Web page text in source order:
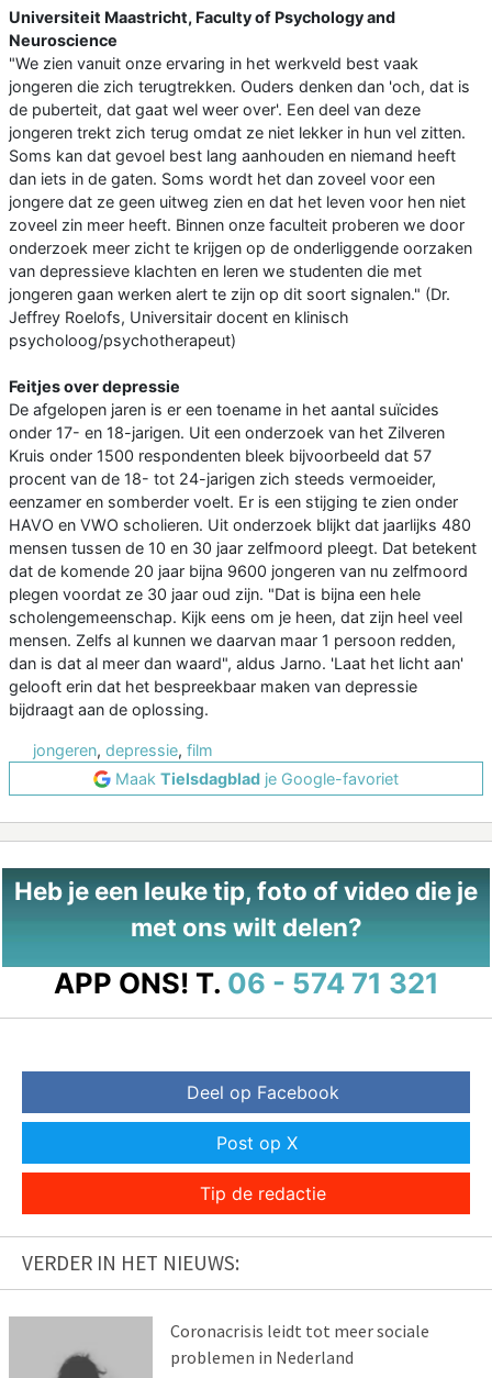
Universiteit Maastricht, Faculty of Psychology and
Neuroscience
"We zien vanuit onze ervaring in het werkveld best vaak
jongeren die zich terugtrekken. Ouders denken dan 'och, dat is
de puberteit, dat gaat wel weer over'. Een deel van deze
jongeren trekt zich terug omdat ze niet lekker in hun vel zitten.
Soms kan dat gevoel best lang aanhouden en niemand heeft
dan iets in de gaten. Soms wordt het dan zoveel voor een
jongere dat ze geen uitweg zien en dat het leven voor hen niet
zoveel zin meer heeft. Binnen onze faculteit proberen we door
onderzoek meer zicht te krijgen op de onderliggende oorzaken
van depressieve klachten en leren we studenten die met
jongeren gaan werken alert te zijn op dit soort signalen." (Dr.
Jeffrey Roelofs, Universitair docent en klinisch
psycholoog/psychotherapeut)
Feitjes over depressie
De afgelopen jaren is er een toename in het aantal suïcides
onder 17- en 18-jarigen. Uit een onderzoek van het Zilveren
Kruis onder 1500 respondenten bleek bijvoorbeeld dat 57
procent van de 18- tot 24-jarigen zich steeds vermoeider,
eenzamer en somberder voelt. Er is een stijging te zien onder
HAVO en VWO scholieren. Uit onderzoek blijkt dat jaarlijks 480
mensen tussen de 10 en 30 jaar zelfmoord pleegt. Dat betekent
dat de komende 20 jaar bijna 9600 jongeren van nu zelfmoord
plegen voordat ze 30 jaar oud zijn. "Dat is bijna een hele
scholengemeenschap. Kijk eens om je heen, dat zijn heel veel
mensen. Zelfs al kunnen we daarvan maar 1 persoon redden,
dan is dat al meer dan waard", aldus Jarno. 'Laat het licht aan'
gelooft erin dat het bespreekbaar maken van depressie
bijdraagt aan de oplossing.
jongeren, depressie, film
Maak Tielsdagblad je Google-favoriet
Heb je een leuke tip, foto of video die je
met ons wilt delen?
APP ONS! T. 06 - 574 71 321
Deel op Facebook
Post op X
Tip de redactie
VERDER IN HET NIEUWS:
Coronacrisis leidt tot meer sociale
problemen in Nederland